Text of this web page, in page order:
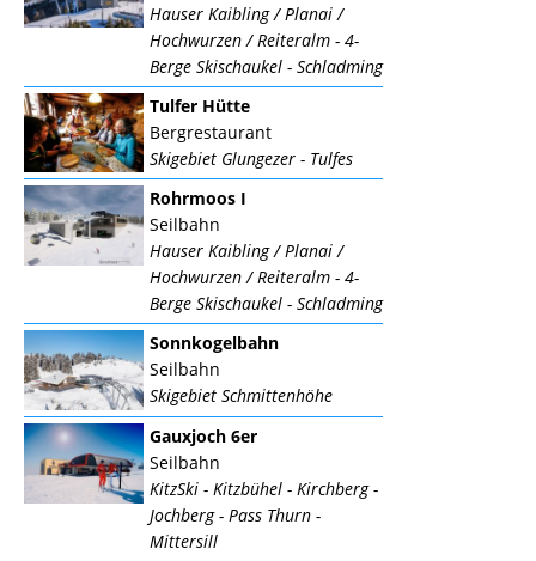
Hauser Kaibling / Planai /
Hochwurzen / Reiteralm - 4-
Berge Skischaukel - Schladming
Tulfer Hütte
Bergrestaurant
Skigebiet Glungezer - Tulfes
Rohrmoos I
Seilbahn
Hauser Kaibling / Planai /
Hochwurzen / Reiteralm - 4-
Berge Skischaukel - Schladming
Sonnkogelbahn
Seilbahn
Skigebiet Schmittenhöhe
Gauxjoch 6er
Seilbahn
KitzSki - Kitzbühel - Kirchberg -
Jochberg - Pass Thurn -
Mittersill